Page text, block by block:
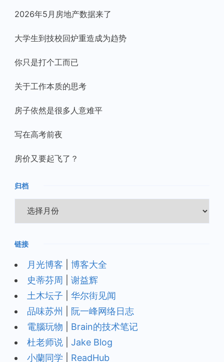
2026年5月房地产数据来了
大学生到技校回炉重造成为趋势
你只是打个工而已
关于工作本质的思考
房子依然是很多人意难平
写在高考前夜
房价又要起飞了？
归档
档
链接
月光博客
博客大全
史蒂芬周
谢益辉
土木坛子
华尔街见闻
品味苏州
阮一峰网络日志
電腦玩物
Brain的技术笔记
杜老师说
Jake Blog
小蘭同学
ReadHub